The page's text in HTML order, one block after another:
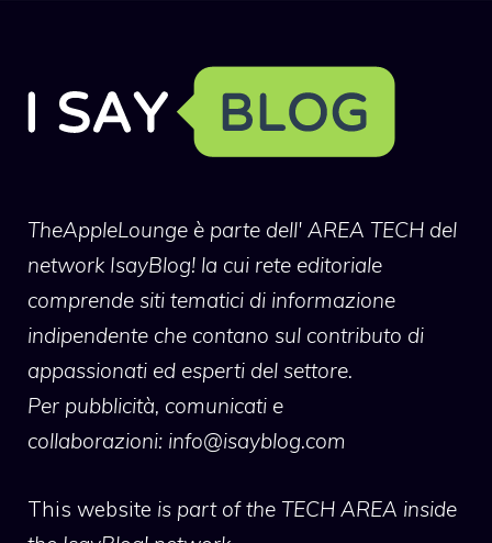
TheAppleLounge è parte dell' AREA TECH del
network IsayBlog! la cui rete editoriale
comprende siti tematici di informazione
indipendente che contano sul contributo di
appassionati ed esperti del settore.
Per pubblicità, comunicati e
collaborazioni: info@isayblog.com
This website is part of the TECH AREA inside